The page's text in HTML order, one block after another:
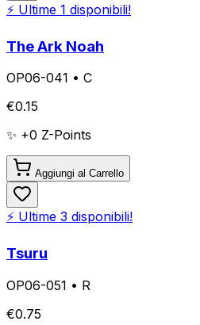
⚡ Ultime 1 disponibili!
The Ark Noah
OP06-041 • C
€0.15
✨ +0 Z-Points
Aggiungi al Carrello
⚡ Ultime 3 disponibili!
Tsuru
OP06-051 • R
€0.75